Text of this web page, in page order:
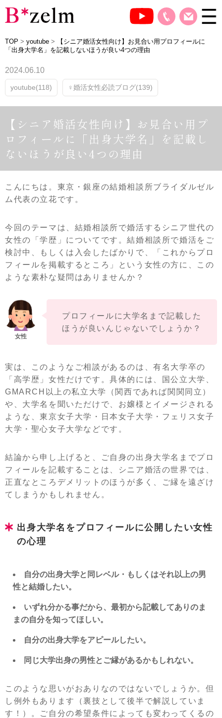
TOP > youtube >
【シニア婚活女性向け】お見合い用プロフィールに
「出身大学名」を記載しないほうが良い4つの理由
2024.06.10
youtube(118) ♀婚活女性必読ブログ(139)
【シニア婚活女性向け】お見合い用プ
ロフィールに「出身大学名」を記載し
ないほうが良い4つの理由
こんにちは。東京・銀座の結婚相談所ブライダルゼル
ム代表の立花です。
今回のテーマは、結婚相談所で婚活するシニア世代の
女性の「学歴」についてです。結婚相談所で婚活をご
検討中、もしくは入会したばかりで、「これからプロ
フィールを掲載するところ」という女性の方に、この
ような素朴な疑問はありませんか？
プロフィールに大学名まで記載した
ほうが良いんじゃないでしょうか？
実は、このようなご相談があるのは、有名大学卒の
「高学歴」女性だけです。具体的には、国公立大学、
GMARCH以上の私立大学（関西であれば関関同立）
や、大学名を聞いただけで、お嬢様とイメージされる
ような、東京女子大学・日本女子大学・フェリス女子
大学・聖心女子大学などです。
結論から申し上げると、ご自身の出身大学名までプロ
フィールを記載することは、シニア婚活の世界では、
正直なところデメリットのほうが多く、ご縁を遠ざけ
てしまうかもしれません。
出身大学名をプロフィールに公開したい女性
の心理
自分の出身大学と同レベル・もしくはそれ以上の男
性と結婚したい。
いずれ分かる事だから、最初から記載してありのま
まの自分を知ってほしい。
自分の出身大学をアピールしたい。
同じ大学出身の男性とご縁があるかもしれない。
このような思いがおありなのではないでしょうか。但
し例外もあります（裏技として後半で解説していま
す！）。ご自分の希望条件によっても変わってくるの